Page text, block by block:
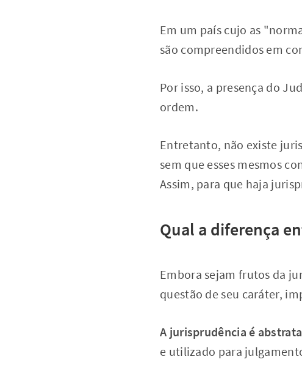
Em um país cujo as
são compreendidos em
Por isso, a presença do
ordem.
Entretanto, não existe
sem que esses mesmos
Assim, para que haja
Qual a diferença
Embora sejam frutos da
questão de seu caráter,
A jurisprudência é
e utilizado para